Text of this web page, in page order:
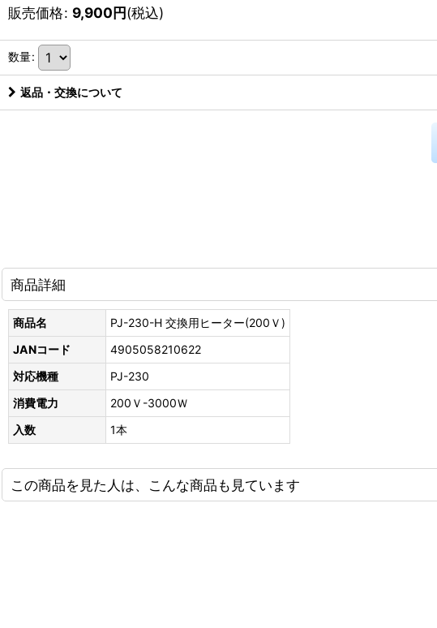
販売価格: 9,900円(税込)
数量:
返品・交換について
商品詳細
商品名
PJ-230-H 交換用ヒーター(200Ｖ)
JANコード
4905058210622
対応機種
PJ-230
消費電力
200Ｖ-3000Ｗ
入数
1本
この商品を見た人は、こんな商品も見ています